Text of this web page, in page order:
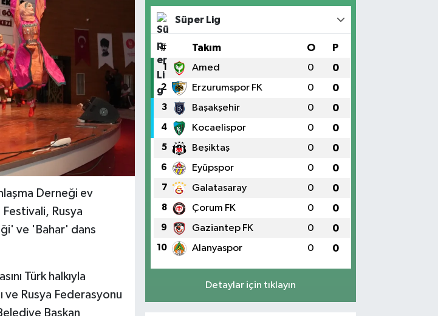
Derneği ev
Rusya
ve 'Bahar' dans
Türk halkıyla
ve Rusya Federasyonu
Başkan
Süper Lig
# Takım O P
1 Amed 0 0
2 Erzurumspor FK 0 0
3 Başakşehir 0 0
4 Kocaelispor 0 0
5 Beşiktaş 0 0
6 Eyüpspor 0 0
7 Galatasaray 0 0
8 Çorum FK 0 0
9 Gaziantep FK 0 0
10 Alanyaspor 0 0
Detaylar için tıklayın